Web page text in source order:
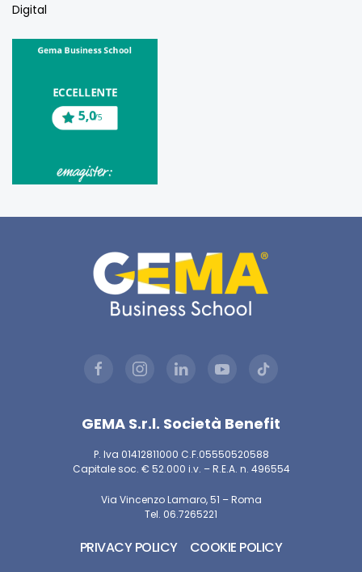
Digital
GEMA S.r.l. Società Benefit
P. Iva 01412811000 C.F.05550520588
Capitale soc. € 52.000 i.v. – R.E.A. n. 496554
Via Vincenzo Lamaro, 51 – Roma
Tel. 06.7265221
PRIVACY POLICY COOKIE POLICY